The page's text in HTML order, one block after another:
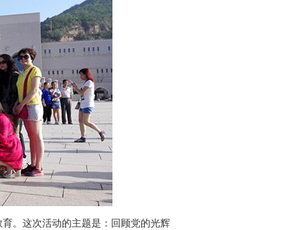
。这次活动的主题是：回顾党的光辉